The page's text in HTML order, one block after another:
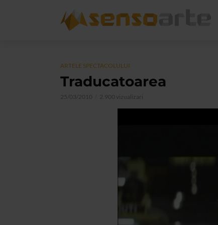
ARTELE SPECTACOLULUI
Traducatoarea
25/03/2010 2.900 vizualizari